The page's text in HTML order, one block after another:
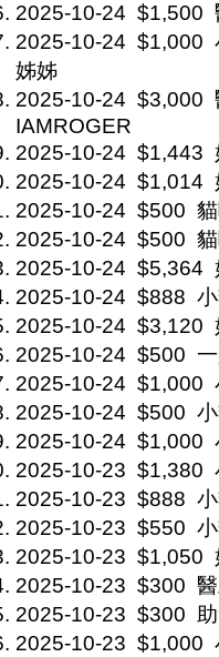
2025-10-24 $1,500
2025-10-24 $1,000
姊姊
2025-10-24 $3,000
IAMROGER
2025-10-24 $1,443
2025-10-24 $1,014
2025-10-24 $500
2025-10-24 $500
2025-10-24 $5,364
2025-10-24 $888
2025-10-24 $3,120
2025-10-24 $500
2025-10-24 $1,000
2025-10-24 $500
2025-10-24 $1,000
2025-10-23 $1,380
2025-10-23 $888
2025-10-23 $550
2025-10-23 $1,050
2025-10-23 $300
2025-10-23 $300
2025-10-23 $1,000